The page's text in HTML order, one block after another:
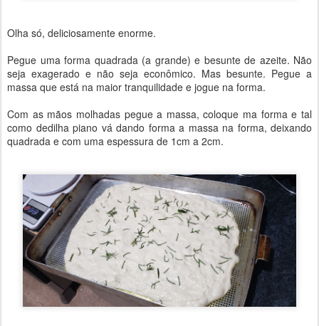
Olha só, deliciosamente enorme.
Pegue uma forma quadrada (a grande) e besunte de azeite. Não
seja exagerado e não seja econômico. Mas besunte. Pegue a
massa que está na maior tranquilidade e jogue na forma.
Com as mãos molhadas pegue a massa, coloque ma forma e tal
como dedilha piano vá dando forma a massa na forma, deixando
quadrada e com uma espessura de 1cm a 2cm.